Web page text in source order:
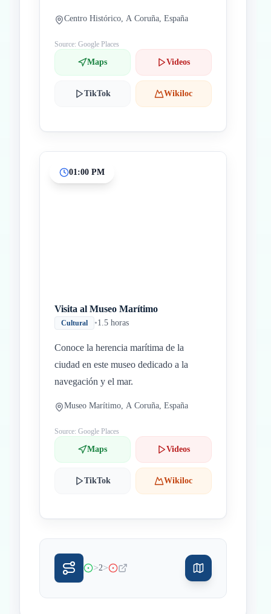
Centro Histórico, A Coruña, España
Source: Google Places
Maps Videos
TikTok Wikiloc
01:00 PM
Visita al Museo Marítimo
Cultural •1.5 horas
Conoce la herencia marítima de la
ciudad en este museo dedicado a la
navegación y el mar.
Museo Marítimo, A Coruña, España
Source: Google Places
Maps Videos
TikTok Wikiloc
>2>